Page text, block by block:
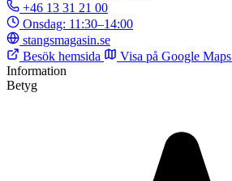
+46 13 31 21 00
Onsdag: 11:30–14:00
stangsmagasin.se
Besök hemsida
Visa på Google Maps
Information
Betyg